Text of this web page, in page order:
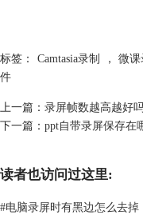
进行微课视频的录制呢？下
首先双击打开微课制作软件
标签： Camtasia录制 ， 微课
件
上一篇： 录屏帧数越高越好
下一篇： ppt自带录屏保存在
读者也访问过这里:
#电脑录屏时有黑边怎么去